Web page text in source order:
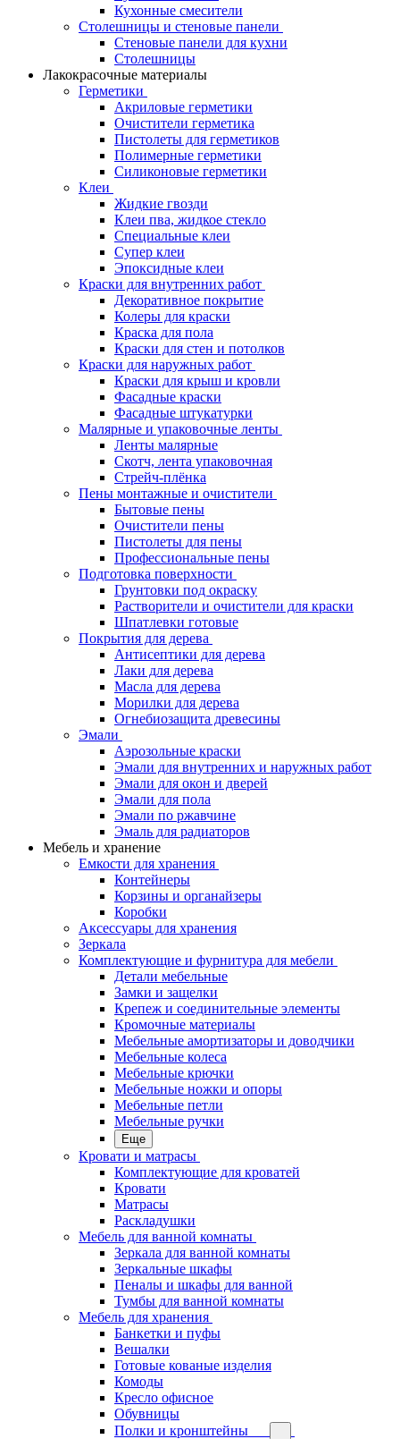
Кухонные смесители
Столешницы и стеновые панели
Стеновые панели для кухни
Столешницы
Лакокрасочные материалы
Герметики
Акриловые герметики
Очистители герметика
Пистолеты для герметиков
Полимерные герметики
Силиконовые герметики
Клеи
Жидкие гвозди
Клеи пва, жидкое стекло
Специальные клеи
Супер клеи
Эпоксидные клеи
Краски для внутренних работ
Декоративное покрытие
Колеры для краски
Краска для пола
Краски для стен и потолков
Краски для наружных работ
Краски для крыш и кровли
Фасадные краски
Фасадные штукатурки
Малярные и упаковочные ленты
Ленты малярные
Скотч, лента упаковочная
Стрейч-плёнка
Пены монтажные и очистители
Бытовые пены
Очистители пены
Пистолеты для пены
Профессиональные пены
Подготовка поверхности
Грунтовки под окраску
Растворители и очистители для краски
Шпатлевки готовые
Покрытия для дерева
Антисептики для дерева
Лаки для дерева
Масла для дерева
Морилки для дерева
Огнебиозащита древесины
Эмали
Аэрозольные краски
Эмали для внутренних и наружных работ
Эмали для окон и дверей
Эмали для пола
Эмали по ржавчине
Эмаль для радиаторов
Мебель и хранение
Емкости для хранения
Контейнеры
Корзины и органайзеры
Коробки
Аксессуары для хранения
Зеркала
Комплектующие и фурнитура для мебели
Детали мебельные
Замки и защелки
Крепеж и соединительные элементы
Кромочные материалы
Мебельные амортизаторы и доводчики
Мебельные колеса
Мебельные крючки
Мебельные ножки и опоры
Мебельные петли
Мебельные ручки
Еще
Кровати и матрасы
Комплектующие для кроватей
Кровати
Матрасы
Раскладушки
Мебель для ванной комнаты
Зеркала для ванной комнаты
Зеркальные шкафы
Пеналы и шкафы для ванной
Тумбы для ванной комнаты
Мебель для хранения
Банкетки и пуфы
Вешалки
Готовые кованые изделия
Комоды
Кресло офисное
Обувницы
Полки и кронштейны